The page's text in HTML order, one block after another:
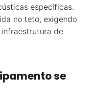
específicas.
no teto, exigendo
de
se